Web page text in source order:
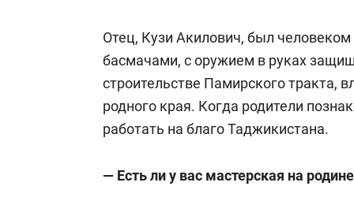
Отец, Кузи Акилович, был
басмачами, с оружием в руках
строительстве Памирского тракта,
родного края. Когда родители
работать на благо Таджикистана.
— Есть ли у вас мастерская на